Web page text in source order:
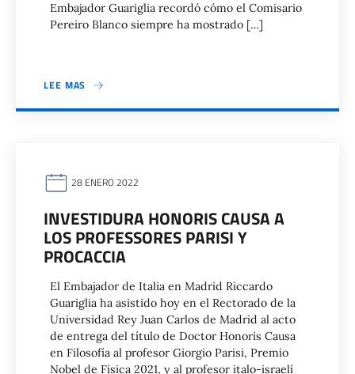
Embajador Guariglia recordó cómo el Comisario
Pereiro Blanco siempre ha mostrado […]
LEE MAS
28 ENERO 2022
INVESTIDURA HONORIS CAUSA A
LOS PROFESSORES PARISI Y
PROCACCIA
El Embajador de Italia en Madrid Riccardo
Guariglia ha asistido hoy en el Rectorado de la
Universidad Rey Juan Carlos de Madrid al acto
de entrega del título de Doctor Honoris Causa
en Filosofía al profesor Giorgio Parisi, Premio
Nobel de Física 2021, y al profesor italo-israelí